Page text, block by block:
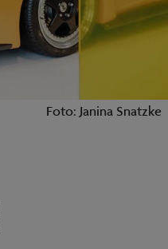
Foto: Janina Snatzke